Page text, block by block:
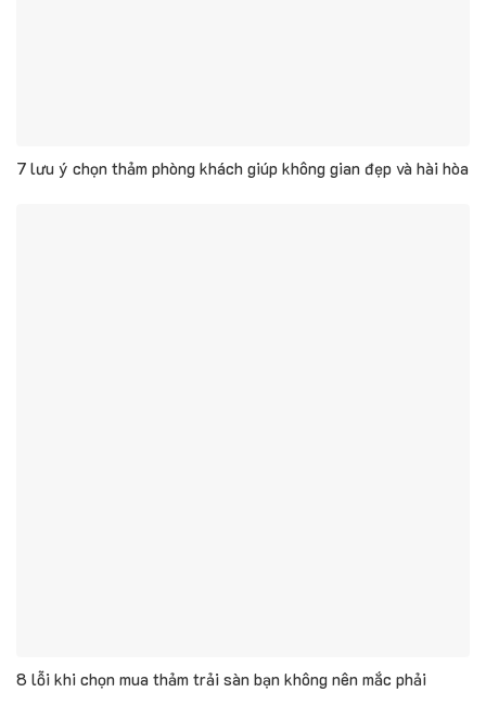
7 lưu ý chọn thảm phòng khách giúp không gian đẹp và hài hòa
8 lỗi khi chọn mua thảm trải sàn bạn không nên mắc phải